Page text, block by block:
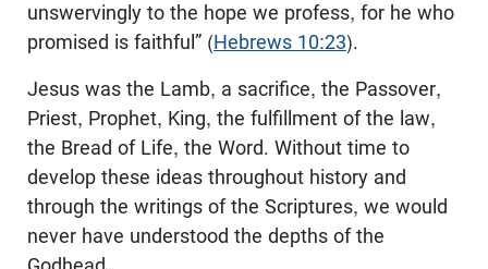
unswervingly to the hope we profess, for he who
promised is faithful” (Hebrews 10:23).
Jesus was the Lamb, a sacrifice, the Passover,
Priest, Prophet, King, the fulfillment of the law,
the Bread of Life, the Word. Without time to
develop these ideas throughout history and
through the writings of the Scriptures, we would
never have understood the depths of the